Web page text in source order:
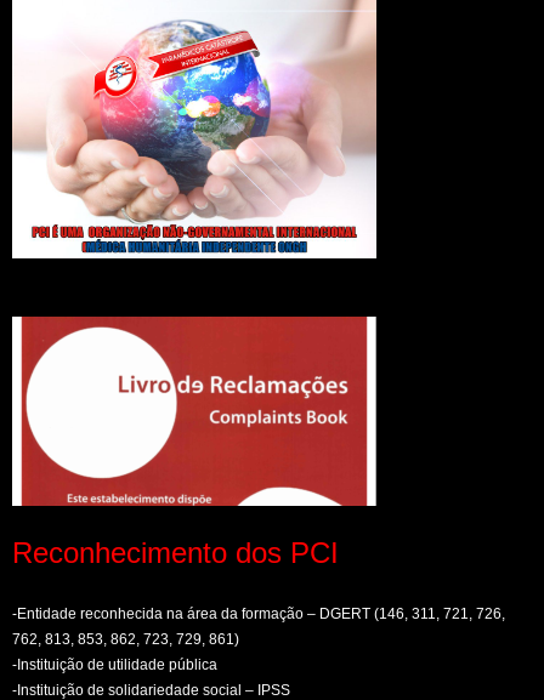
Reconhecimento dos PCI
-Entidade reconhecida na área da formação – DGERT (146, 311, 721, 726,
762, 813, 853, 862, 723, 729, 861)
-Instituição de utilidade pública
-Instituição de solidariedade social – IPSS